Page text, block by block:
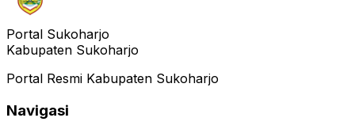
Portal Sukoharjo
Kabupaten Sukoharjo
Portal Resmi Kabupaten Sukoharjo
Navigasi